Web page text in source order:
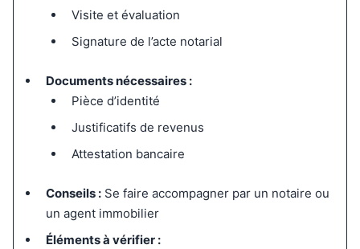
Visite et évaluation
Signature de l’acte notarial
Documents nécessaires :
Pièce d’identité
Justificatifs de revenus
Attestation bancaire
Conseils :Se faire accompagner par un notaire ou
un agent immobilier
Éléments à vérifier :